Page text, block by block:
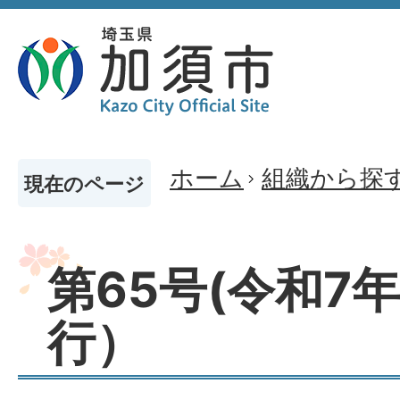
現在のページ ホーム 組織から探
第65号(令和7
行）